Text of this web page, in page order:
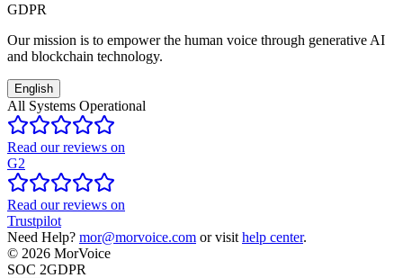
GDPR
Our mission is to empower the human voice through generative AI
and blockchain technology.
English
All Systems Operational
Read our reviews on
G2
Read our reviews on
Trustpilot
Need Help? mor@morvoice.com or visit help center.
© 2026 MorVoice
SOC 2GDPR